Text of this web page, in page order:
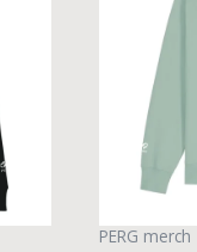
PERG merch